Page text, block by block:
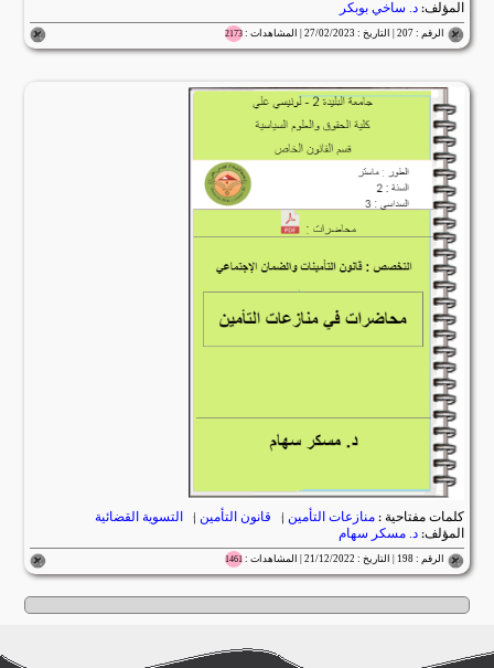
المؤلف:د. ساخي بوبكر
الرقم : 207 | التاريخ : 27/02/2023 | المشاهدات : 2173
كلمات مفتاحية :منازعات التأمين | قانون التأمين | التسوية القضائية
المؤلف:د. مسكر سهام
الرقم : 198 | التاريخ : 21/12/2022 | المشاهدات : 1461